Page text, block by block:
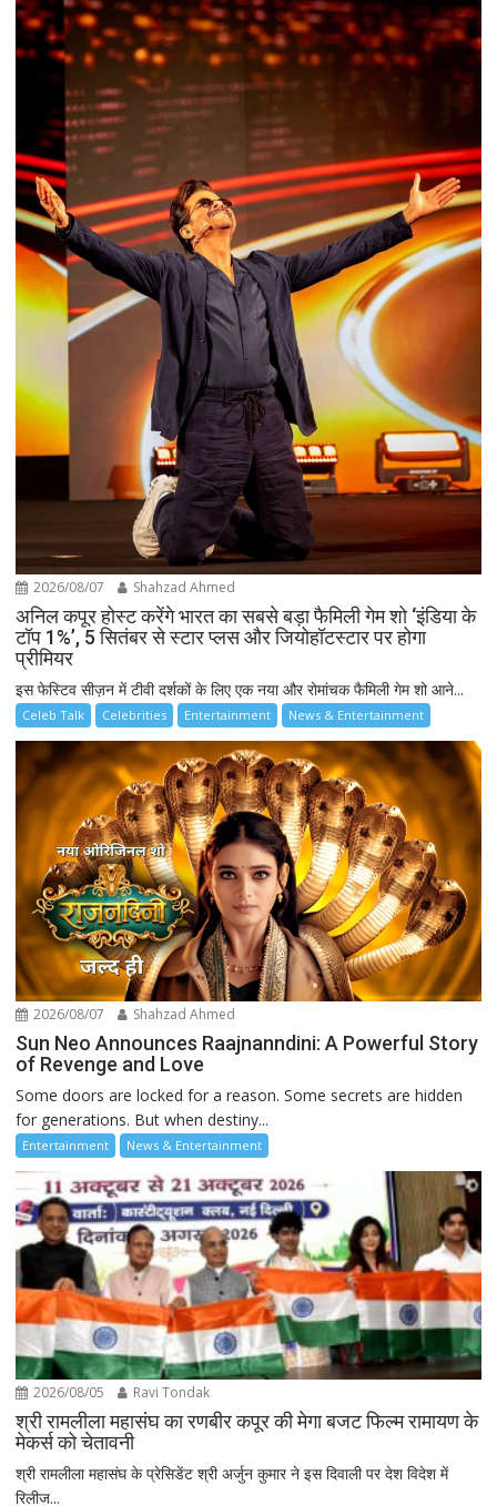
2026/08/07 Shahzad Ahmed
अनिल कपूर होस्ट करेंगे भारत का सबसे बड़ा फैमिली गेम शो ‘इंडिया के
टॉप 1%’, 5 सितंबर से स्टार प्लस और जियोहॉटस्टार पर होगा
प्रीमियर
इस फेस्टिव सीज़न में टीवी दर्शकों के लिए एक नया और रोमांचक फैमिली गेम शो आने...
Celeb Talk Celebrities Entertainment News & Entertainment
2026/08/07 Shahzad Ahmed
Sun Neo Announces Raajnanndini: A Powerful Story
of Revenge and Love
Some doors are locked for a reason. Some secrets are hidden
for generations. But when destiny...
Entertainment News & Entertainment
2026/08/05 Ravi Tondak
श्री रामलीला महासंघ का रणबीर कपूर की मेगा बजट फिल्म रामायण के
मेकर्स को चेतावनी
श्री रामलीला महासंघ के प्रेसिडेंट श्री अर्जुन कुमार ने इस दिवाली पर देश विदेश में
रिलीज...